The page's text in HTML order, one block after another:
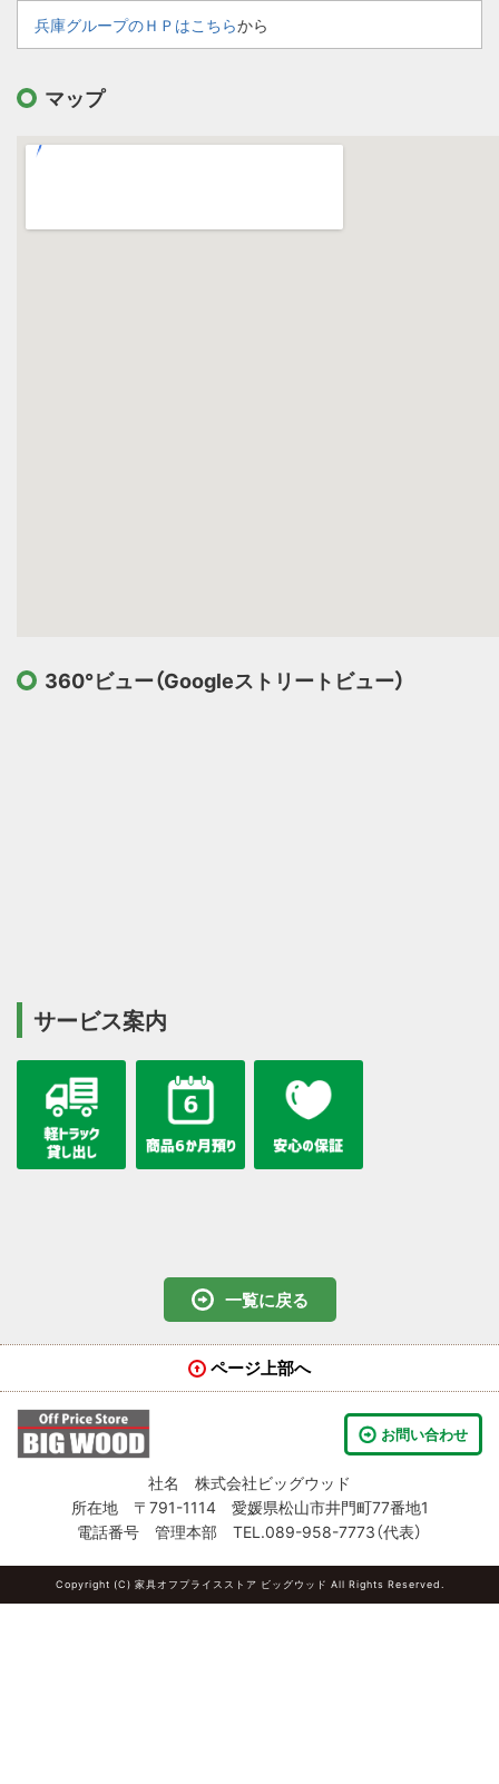
兵庫グループのＨＰはこちらから
マップ
360°ビュー（Googleストリートビュー）
サービス案内
一覧に戻る
ページ上部へ
お問い合わせ
社名 株式会社ビッグウッド
所在地 〒791-1114 愛媛県松山市井門町77番地1
電話番号 管理本部 TEL.089-958-7773（代表）
Copyright (C) 家具オフプライスストア ビッグウッド All Rights Reserved.